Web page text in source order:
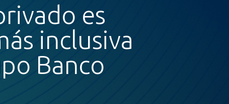
es
inclusiva
Banco